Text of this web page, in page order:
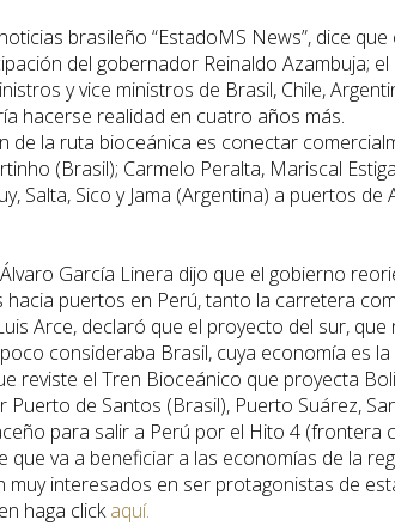
brasileño “EstadoMS News”, dice
del gobernador Reinaldo Azambuja;
y vice ministros de Brasil, Chile,
hacerse realidad en cuatro años más.
de la ruta bioceánica es conectar
(Brasil); Carmelo Peralta, Mariscal
Salta, Sico y Jama (Argentina) a puertos
García Linera dijo que el gobierno
hacia puertos en Perú, tanto la carretera
Arce, declaró que el proyecto del sur,
consideraba Brasil, cuya economía es
reviste el Tren Bioceánico que proyecta
Puerto de Santos (Brasil), Puerto Suárez,
para salir a Perú por el Hito 4 (frontera
que va a beneficiar a las economías de la
muy interesados en ser protagonistas de
haga clickaquí.